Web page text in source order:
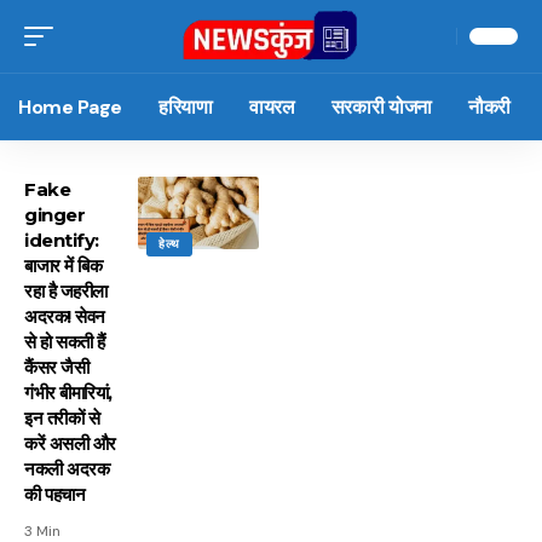
Home Page हरियाणा वायरल सरकारी योजना नौकरी
हेल्थ
Fake
ginger
identify:
बाजार में बिक
रहा है जहरीला
अदरक! सेवन
से हो सकती हैं
कैंसर जैसी
गंभीर बीमारियां,
इन तरीकों से
करें असली और
नकली अदरक
की पहचान
3 Min